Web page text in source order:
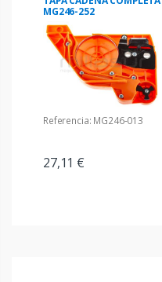
MG246-252
Referencia: MG246-013
27,11 €